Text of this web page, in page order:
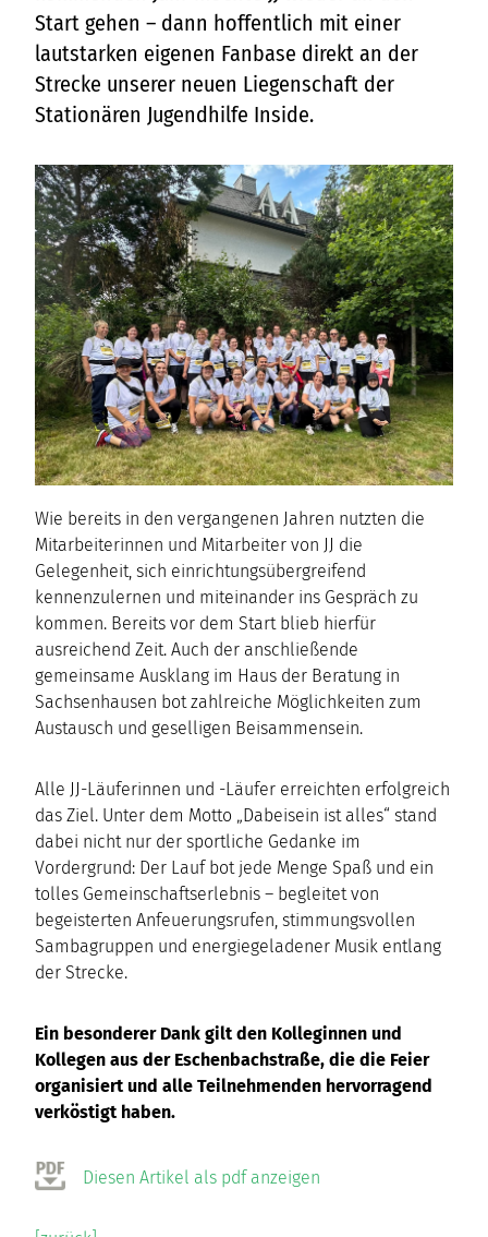
Start gehen – dann hoffentlich mit einer
lautstarken eigenen Fanbase direkt an der
Strecke unserer neuen Liegenschaft der
Stationären Jugendhilfe Inside.
Wie bereits in den vergangenen Jahren nutzten die
Mitarbeiterinnen und Mitarbeiter von JJ die
Gelegenheit, sich einrichtungsübergreifend
kennenzulernen und miteinander ins Gespräch zu
kommen. Bereits vor dem Start blieb hierfür
ausreichend Zeit. Auch der anschließende
gemeinsame Ausklang im Haus der Beratung in
Sachsenhausen bot zahlreiche Möglichkeiten zum
Austausch und geselligen Beisammensein.
Alle JJ-Läuferinnen und -Läufer erreichten erfolgreich
das Ziel. Unter dem Motto „Dabeisein ist alles“ stand
dabei nicht nur der sportliche Gedanke im
Vordergrund: Der Lauf bot jede Menge Spaß und ein
tolles Gemeinschaftserlebnis – begleitet von
begeisterten Anfeuerungsrufen, stimmungsvollen
Sambagruppen und energiegeladener Musik entlang
der Strecke.
Ein besonderer Dank gilt den Kolleginnen und
Kollegen aus der Eschenbachstraße, die die Feier
organisiert und alle Teilnehmenden hervorragend
verköstigt haben.
Diesen Artikel als pdf anzeigen